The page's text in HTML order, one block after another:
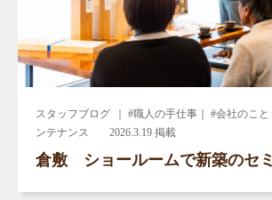
スタッフブログ
｜ #職人の手仕事｜ #会社のこ
ンテナンス
2026.3.19 掲載
倉敷 ショールームで新築のセ